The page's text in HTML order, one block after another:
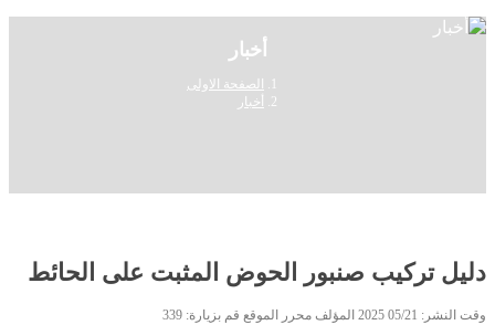
أخبار
الصفحة الاولى
أخبار
دليل تركيب صنبور الحوض المثبت على الحائط
وقت النشر: 05/21 2025 المؤلف محرر الموقع قم بزيارة: 339